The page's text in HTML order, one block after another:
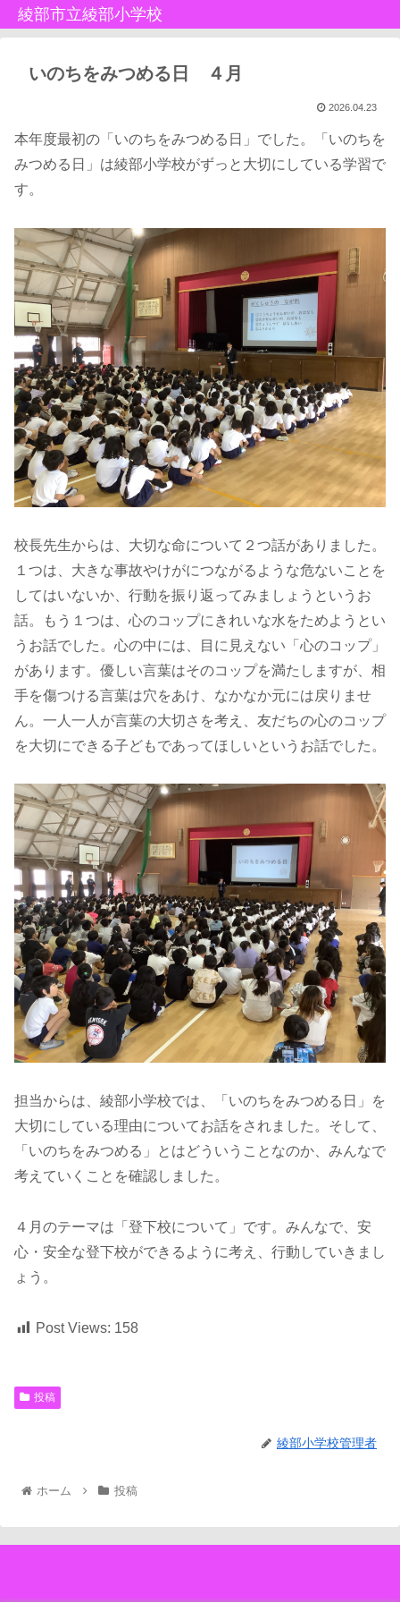
綾部市立綾部小学校
いのちをみつめる日 ４月
2026.04.23
本年度最初の「いのちをみつめる日」でした。「いのちを
みつめる日」は綾部小学校がずっと大切にしている学習で
す。
校長先生からは、大切な命について２つ話がありました。
１つは、大きな事故やけがにつながるような危ないことを
してはいないか、行動を振り返ってみましょうというお
話。もう１つは、心のコップにきれいな水をためようとい
うお話でした。心の中には、目に見えない「心のコップ」
があります。優しい言葉はそのコップを満たしますが、相
手を傷つける言葉は穴をあけ、なかなか元には戻りませ
ん。一人一人が言葉の大切さを考え、友だちの心のコップ
を大切にできる子どもであってほしいというお話でした。
担当からは、綾部小学校では、「いのちをみつめる日」を
大切にしている理由についてお話をされました。そして、
「いのちをみつめる」とはどういうことなのか、みんなで
考えていくことを確認しました。
４月のテーマは「登下校について」です。みんなで、安
心・安全な登下校ができるように考え、行動していきまし
ょう。
Post Views: 158
投稿
綾部小学校管理者
ホーム 投稿